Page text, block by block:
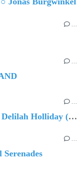
…
🔵 Le nouvel album « Fat Cat » de Delilah Holliday (sortie le 30 Octobre 2026)
…